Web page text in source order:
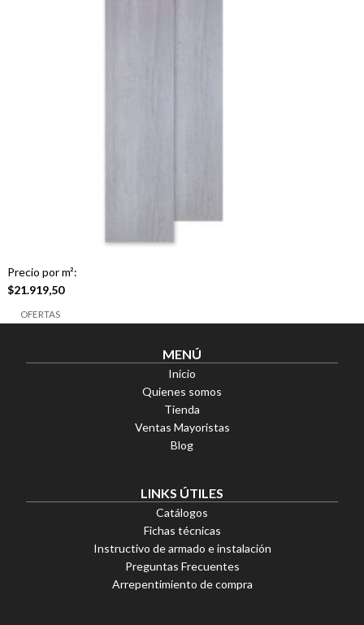
Precio por m²:
$21.919,50
OFERTAS
MENÚ
Inicio
Quienes somos
Tienda
Ventas Mayoristas
Blog
LINKS ÚTILES
Catálogos
Fichas técnicas
Instructivo de armado e instalación
Preguntas Frecuentes
Arrepentimiento de compra